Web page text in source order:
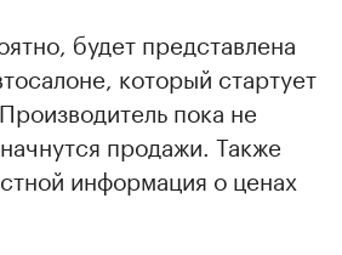
будет представлена
который стартует
пока не
продажи. Также
информация о ценах